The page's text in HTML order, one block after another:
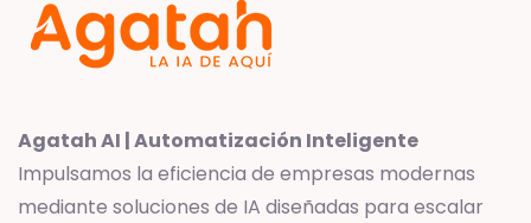
Agatah AI | Automatización Inteligente
Impulsamos la eficiencia de empresas modernas
mediante soluciones de IA diseñadas para escalar